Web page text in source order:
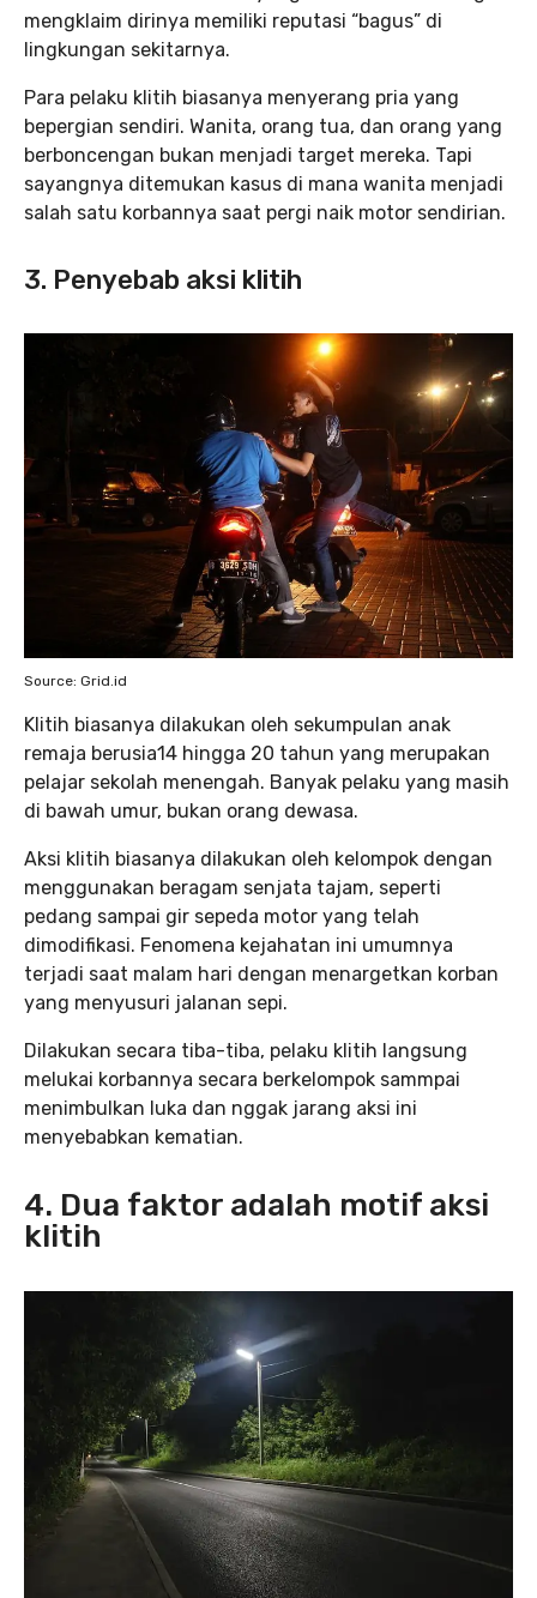
mengklaim dirinya memiliki reputasi “bagus” di
lingkungan sekitarnya.
Para pelaku klitih biasanya menyerang pria yang
bepergian sendiri. Wanita, orang tua, dan orang yang
berboncengan bukan menjadi target mereka. Tapi
sayangnya ditemukan kasus di mana wanita menjadi
salah satu korbannya saat pergi naik motor sendirian.
3. Penyebab aksi klitih
Source: Grid.id
Klitih biasanya dilakukan oleh sekumpulan anak
remaja berusia14 hingga 20 tahun yang merupakan
pelajar sekolah menengah. Banyak pelaku yang masih
di bawah umur, bukan orang dewasa.
Aksi klitih biasanya dilakukan oleh kelompok dengan
menggunakan beragam senjata tajam, seperti
pedang sampai gir sepeda motor yang telah
dimodifikasi. Fenomena kejahatan ini umumnya
terjadi saat malam hari dengan menargetkan korban
yang menyusuri jalanan sepi.
Dilakukan secara tiba-tiba, pelaku klitih langsung
melukai korbannya secara berkelompok sammpai
menimbulkan luka dan nggak jarang aksi ini
menyebabkan kematian.
4. Dua faktor adalah motif aksi
klitih